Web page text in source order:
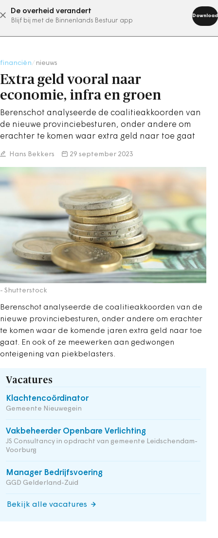
De overheid verandert
Blijf bij met de Binnenlands Bestuur app
Download
abonneer nu
financiën nieuws
Extra geld vooral naar
economie, infra en groen
Berenschot analyseerde de coalitieakkoorden van
de nieuwe provinciebesturen, onder andere om
erachter te komen waar extra geld naar toe gaat
Hans Bekkers 29 september 2023
- Shutterstock
Berenschot analyseerde de coalitieakkoorden van de
nieuwe provinciebesturen, onder andere om erachter
te komen waar de komende jaren extra geld naar toe
gaat. En ook of ze meewerken aan gedwongen
onteigening van piekbelasters.
Vacatures
Klachtencoördinator
Gemeente Nieuwegein
Vakbeheerder Openbare Verlichting
JS Consultancy in opdracht van gemeente Leidschendam-
Voorburg
Manager Bedrijfsvoering
GGD Gelderland-Zuid
Bekijk alle vacatures